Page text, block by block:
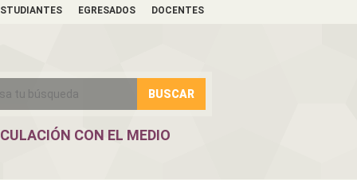
EGRESADOS DOCENTES
CON EL MEDIO